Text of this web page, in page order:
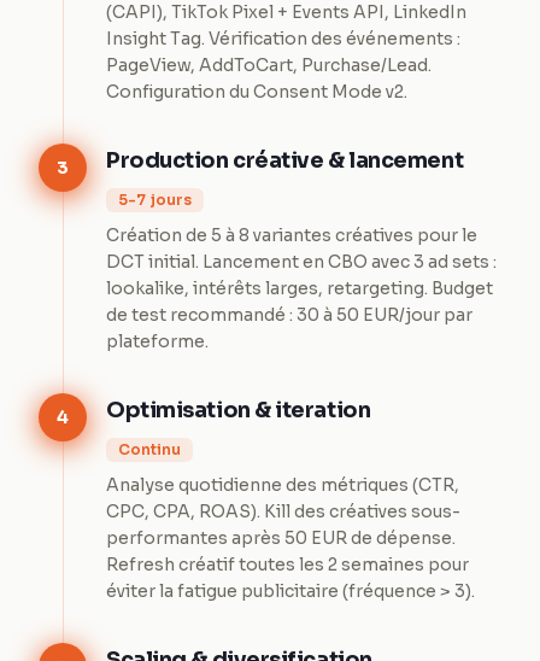
(CAPI), TikTok Pixel + Events API, LinkedIn
Insight Tag. Vérification des événements :
PageView, AddToCart, Purchase/Lead.
Configuration du Consent Mode v2.
3 Production créative & lancement
5-7 jours
Création de 5 à 8 variantes créatives pour le
DCT initial. Lancement en CBO avec 3 ad sets :
lookalike, intérêts larges, retargeting. Budget
de test recommandé : 30 à 50 EUR/jour par
plateforme.
4 Optimisation & iteration
Continu
Analyse quotidienne des métriques (CTR,
CPC, CPA, ROAS). Kill des créatives sous-
performantes après 50 EUR de dépense.
Refresh créatif toutes les 2 semaines pour
éviter la fatigue publicitaire (fréquence > 3).